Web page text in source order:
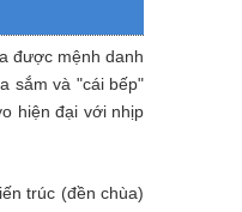
được mệnh danh
sắm và "cái bếp"
hiện đại với nhịp
trúc (đền chùa)